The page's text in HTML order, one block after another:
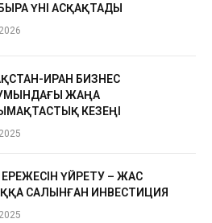
ҮНІ АСҚАҚТАДЫ
ИРАН БИЗНЕС
ЖАҢА
КЕЗЕҢІ
ҮЙРЕТУ – ЖАС
САЛЫНҒАН ИНВЕСТИЦИЯ